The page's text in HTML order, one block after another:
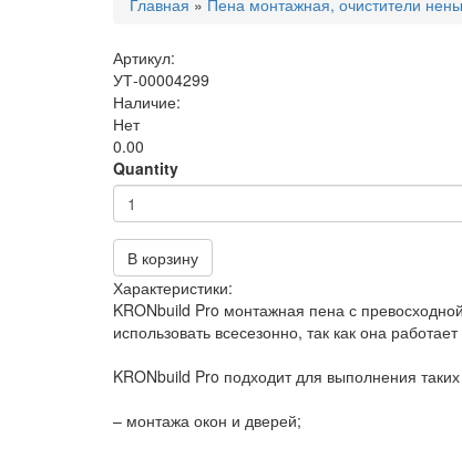
Артикул:
УТ-00004299
Наличие:
Нет
0.00
Quantity
В корзину
Характеристики:
KRONbuild Pro монтажная пена с
использовать всесезонно, так как она
KRONbuild Pro подходит для выполнения таких
– монтажа окон и дверей;